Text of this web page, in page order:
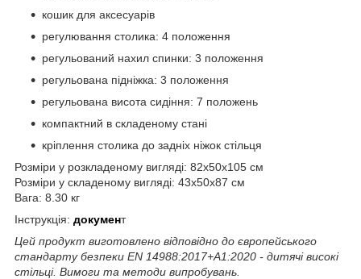
кошик для аксесуарів
регулювання столика: 4 положення
регульований нахил спинки: 3 положення
регульована підніжка: 3 положення
регульована висота сидіння: 7 положень
компактний в складеному стані
кріплення столика до задніх ніжок стільця
Розміри у розкладеному вигляді: 82х50х105 см
Розміри у складеному вигляді: 43х50х87 см
Вага: 8.30 кг
Інструкція: документ
Цей продукт виготовлено відповідно до європейського
стандарту безпеки EN 14988:2017+A1:2020 - дитячі високі
стільці. Вимоги та методи випробувань.